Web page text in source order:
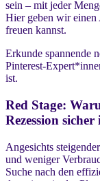
sein – mit jeder
Hier geben wir
freuen kannst.
Erkunde spannende
Pinterest-
ist.
Red Stage:
Rezession sicher
Angesichts
und weniger
Suche nach den